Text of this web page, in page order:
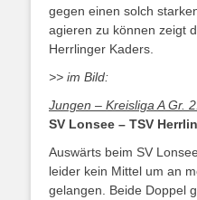
gegen einen solch
agieren zu können zeigt
Herrlinger Kaders.
>> im Bild:
Jungen – Kreisliga A Gr.
SV Lonsee – TSV
Auswärts beim SV
leider kein Mittel um an
gelangen. Beide Doppel